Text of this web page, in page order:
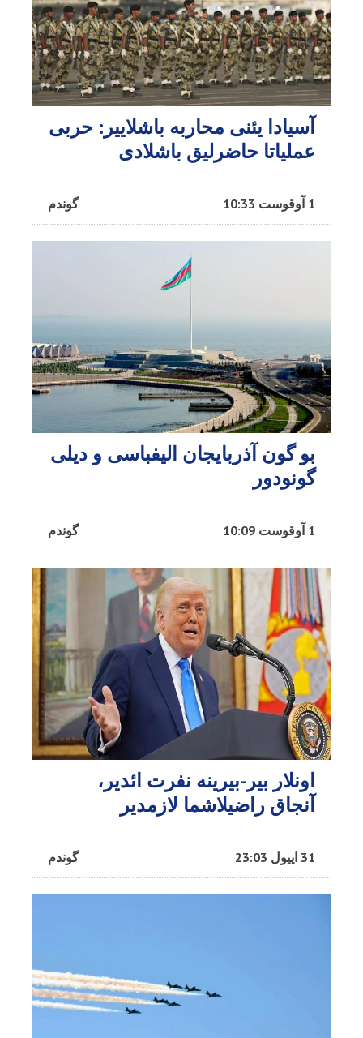
آسیادا یئنی محاربه باشلاییر: حربی
عملیاتا حاضرلیق باشلادی
گوندم 1 آوقوست 10:33
بو گون آذربایجان الیفباسی و دیلی
گونودور
گوندم 1 آوقوست 10:09
اونلار بیر-بیرینه نفرت ائدیر،
آنجاق راضیلاشما لازمدیر
گوندم 31 اییول 23:03